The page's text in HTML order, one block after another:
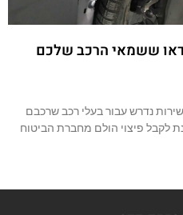
ששמאי הרכב שלכם
נדרש עבור בעלי רכב שרכבם
לקבל פיצוי הולם מחברת הביטוח